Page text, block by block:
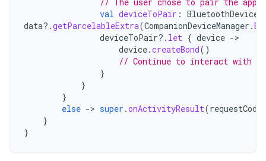
val deviceToPair :
data?.getParcelableExtra(CompanionDeviceManager .
deviceToPair?. let { device -
device.createBond()
// Continue to interact with
}
}
}
else -> super .onActivityResult(requestCode
}
}